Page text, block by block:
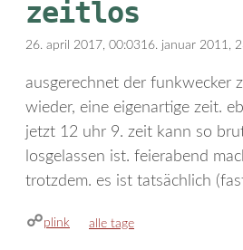
zeitlos
26. april 2017, 00:0316. januar 2011,
ausgerechnet der funkwecker
wieder, eine eigenartige zeit.
jetzt 12 uhr 9. zeit kann so
losgelassen ist. feierabend
trotzdem. es ist tatsächlich
plink kategorien
alle tage